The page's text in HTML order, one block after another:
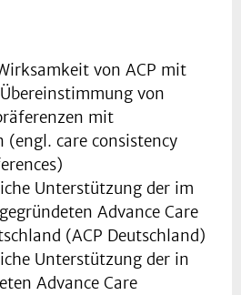
von ACP mit
von
mit
(engl. care consistency
Unterstützung der im
Advance Care
(ACP Deutschland)
Unterstützung der in
Advance Care